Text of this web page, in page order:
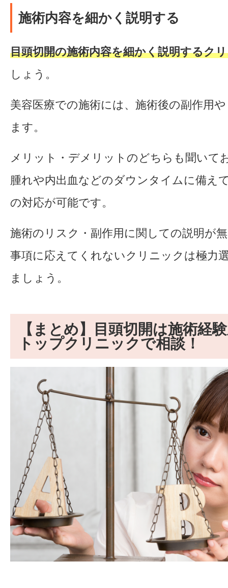
施術内容を細かく説明する
目頭切開の施術内容を細かく説明するク
しょう。
美容医療での施術には、施術後の副作用
ます。
メリット・デメリットのどちらも聞いて
腫れや内出血などのダウンタイムに備え
の対応が可能です。
施術のリスク・副作用に関しての説明が
事項に応えてくれないクリニックは極力
ましょう。
【まとめ】目頭切開は施術経
トップクリニックで相談！